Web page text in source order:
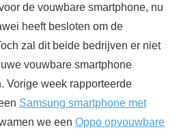
de vouwbare smartphone, nu
heeft besloten om de
zal dit beide bedrijven er niet
vouwbare smartphone
Vorige week rapporteerde
Samsung smartphone met
we een Oppo opvouwbare